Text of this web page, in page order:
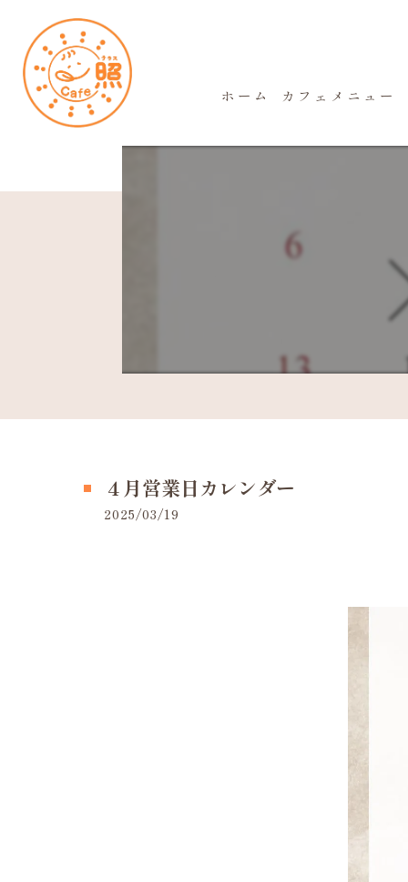
ホーム カフェメニュー
４月営業日カレンダー
2025/03/19